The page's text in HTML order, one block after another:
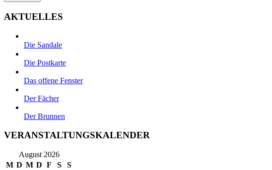
AKTUELLES
Die Sandale
Die Postkarte
Das offene Fenster
Der Fächer
Der Brunnen
VERANSTALTUNGSKALENDER
August 2026
M D M D F S S